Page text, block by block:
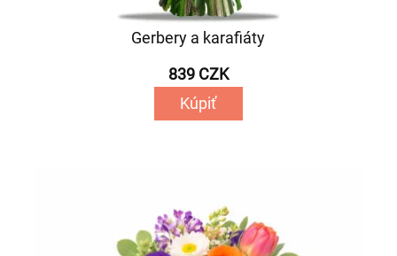
Gerbery a karafiáty
839 CZK
Kúpiť